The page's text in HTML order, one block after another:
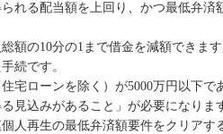
れる配当額を上回り、かつ最低弁
額の10分の1まで借金を減額できます
続です。
宅ローンを除く）が5000万円以下で
見込みがあること」が必要になりま
人再生の最低弁済額要件をクリア